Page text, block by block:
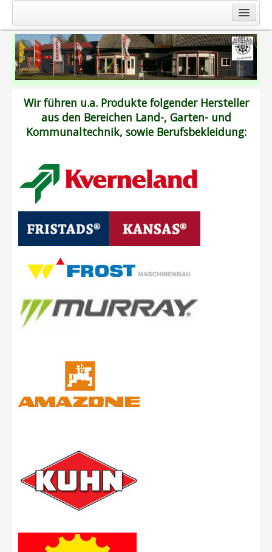
Startseite
Service
Firma
Produkte
Landmaschinen
Gartentechnik
Berufsbekleidung
Kontakt
Anfahrt
Impressum
Shop
Pflüge
Datenschutz
Wir führen u.a. Produkte folgender Hersteller
aus den Bereichen Land-, Garten- und
Kommunaltechnik, sowie Berufsbekleidung: